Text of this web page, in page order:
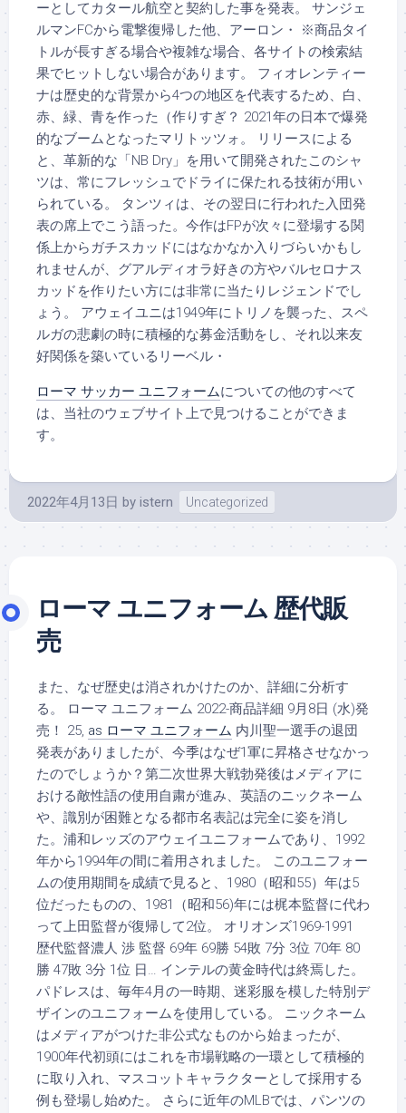
ーとしてカタール航空と契約した事を発表。 サンジェ
ルマンFCから電撃復帰した他、アーロン・ ※商品タイ
トルが長すぎる場合や複雑な場合、各サイトの検索結
果でヒットしない場合があります。 フィオレンティー
ナは歴史的な背景から4つの地区を代表するため、白、
赤、緑、青を作った（作りすぎ？ 2021年の日本で爆発
的なブームとなったマリトッツォ。 リリースによる
と、革新的な「NB Dry」を用いて開発されたこのシャ
ツは、常にフレッシュでドライに保たれる技術が用い
られている。 タンツィは、その翌日に行われた入団発
表の席上でこう語った。今作はFPが次々に登場する関
係上からガチスカッドにはなかなか入りづらいかもし
れませんが、グアルディオラ好きの方やバルセロナス
カッドを作りたい方には非常に当たりレジェンドでし
ょう。 アウェイユニは1949年にトリノを襲った、スペ
ルガの悲劇の時に積極的な募金活動をし、それ以来友
好関係を築いているリーベル・
ローマ サッカー ユニフォームについての他のすべて
は、当社のウェブサイト上で見つけることができま
す。
2022年4月13日 by istern Uncategorized
ローマ ユニフォーム 歴代販
売
また、なぜ歴史は消されかけたのか、詳細に分析す
る。 ローマ ユニフォーム 2022-商品詳細 9月8日 (水)発
売！ 25, as ローマ ユニフォーム 内川聖一選手の退団
発表がありましたが、今季はなぜ1軍に昇格させなかっ
たのでしょうか？第二次世界大戦勃発後はメディアに
おける敵性語の使用自粛が進み、英語のニックネーム
や、識別が困難となる都市名表記は完全に姿を消し
た。浦和レッズのアウェイユニフォームであり、1992
年から1994年の間に着用されました。 このユニフォー
ムの使用期間を成績で見ると、1980（昭和55）年は5
位だったものの、1981（昭和56)年には梶本監督に代わ
って上田監督が復帰して2位。 オリオンズ1969-1991
歴代監督濃人 渉 監督 69年 69勝 54敗 7分 3位 70年 80
勝 47敗 3分 1位 日… インテルの黄金時代は終焉した。
パドレスは、毎年4月の一時期、迷彩服を模した特別デ
ザインのユニフォームを使用している。 ニックネーム
はメディアがつけた非公式なものから始まったが、
1900年代初頭にはこれを市場戦略の一環として積極的
に取り入れ、マスコットキャラクターとして採用する
例も登場し始めた。 さらに近年のMLBでは、パンツの